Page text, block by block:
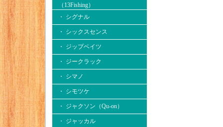
（13Fishing）
・ シグナル
・ シックスセンス
・ ジップベイツ
・ ジークラック
・ シマノ
・ シモツケ
・ ジャクソン（Qu-on）
・ ジャッカル